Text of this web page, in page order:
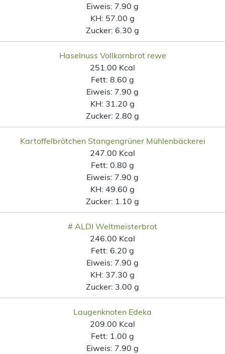
Eiweis: 7.90 g
KH: 57.00 g
Zucker: 6.30 g
Haselnuss Vollkornbrot rewe
251.00 Kcal
Fett: 8.60 g
Eiweis: 7.90 g
KH: 31.20 g
Zucker: 2.80 g
Kartoffelbrötchen Stangengrüner Mühlenbäckerei
247.00 Kcal
Fett: 0.80 g
Eiweis: 7.90 g
KH: 49.60 g
Zucker: 1.10 g
# ALDI Weltmeisterbrot
246.00 Kcal
Fett: 6.20 g
Eiweis: 7.90 g
KH: 37.30 g
Zucker: 3.00 g
Laugenknoten Edeka
209.00 Kcal
Fett: 1.00 g
Eiweis: 7.90 g